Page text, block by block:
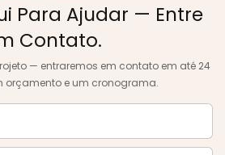
Para Ajudar — Entre
Contato.
— entraremos em contato em até 24
orçamento e um cronograma.